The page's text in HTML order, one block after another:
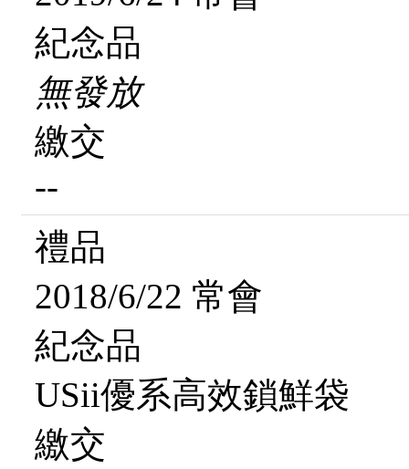
紀念品
無發放
繳交
--
禮品
2018/6/22 常會
紀念品
USii優系高效鎖鮮袋
繳交